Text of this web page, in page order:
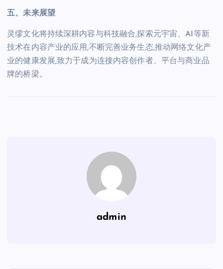
五、未来展望
灵缪文化将持续深耕内容与科技融合,探索元宇宙、AI等新
技术在内容产业的应用,不断完善业务生态,推动网络文化产
业的健康发展,致力于成为连接内容创作者、平台与商业品
牌的桥梁。
admin